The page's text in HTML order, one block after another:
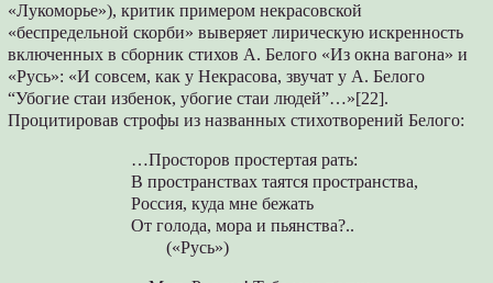
«Лукоморье»), критик примером некрасовской
«беспредельной скорби» выверяет лирическую искренность
включенных в сборник стихов А. Белого «Из окна вагона» и
«Русь»: «И совсем, как у Некрасова, звучат у А. Белого
“Убогие стаи избенок, убогие стаи людей”…»[22].
Процитировав строфы из названных стихотворений Белого:
…Просторов простертая рать:
В пространствах таятся пространства,
Россия, куда мне бежать
От голода, мора и пьянства?..
(«Русь»)